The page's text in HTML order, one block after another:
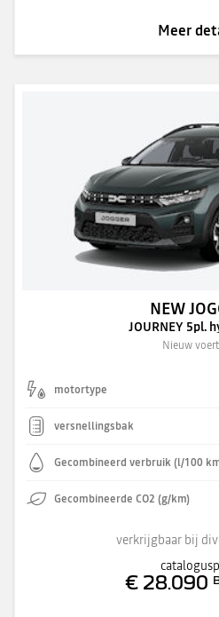
Meer
NEW
JOURNEY 5pl.
Nieuw
motortype
versnellingsbak
Gecombineerd verbruik (l/100
Gecombineerde CO2 (g/km)
verkrijgbaar bij
€ 28.090